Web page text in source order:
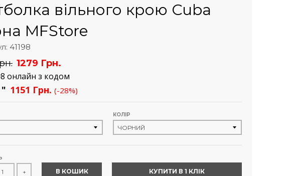
вільного крою Cuba
MFStore
41198
1279 Грн.
онлайн з кодом
" 1151 Грн. (-28%)
КОЛІР
+ В КОШИК КУПИТИ В 1 КЛІК